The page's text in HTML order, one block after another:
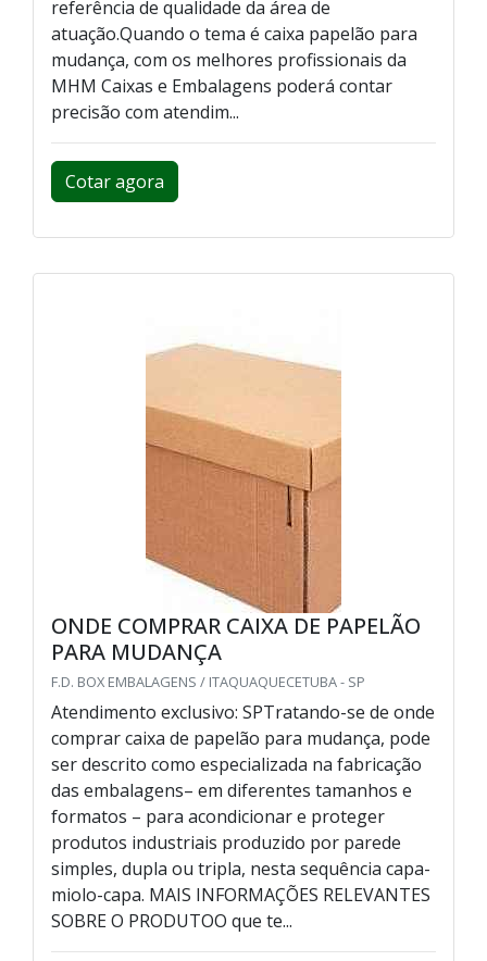
referência de qualidade da área de
atuação.Quando o tema é caixa papelão para
mudança, com os melhores profissionais da
MHM Caixas e Embalagens poderá contar
precisão com atendim...
Cotar agora
ONDE COMPRAR CAIXA DE PAPELÃO
PARA MUDANÇA
F.D. BOX EMBALAGENS / ITAQUAQUECETUBA - SP
Atendimento exclusivo: SPTratando-se de onde
comprar caixa de papelão para mudança, pode
ser descrito como especializada na fabricação
das embalagens– em diferentes tamanhos e
formatos – para acondicionar e proteger
produtos industriais produzido por parede
simples, dupla ou tripla, nesta sequência capa-
miolo-capa. MAIS INFORMAÇÕES RELEVANTES
SOBRE O PRODUTOO que te...